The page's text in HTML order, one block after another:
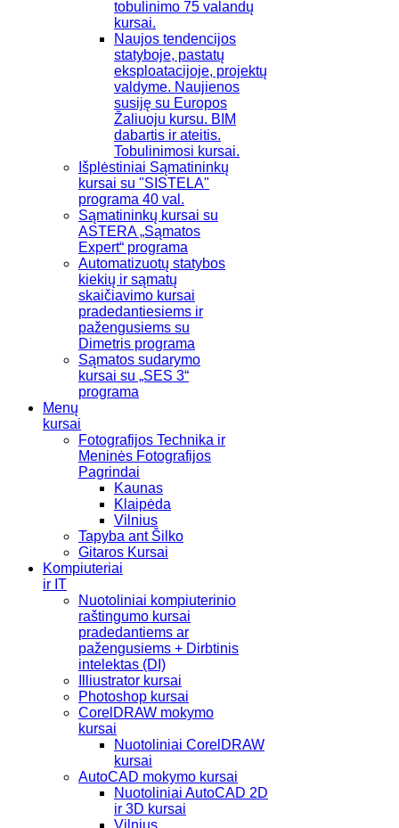
tobulinimo 75 valandų
kursai.
Naujos tendencijos
statyboje, pastatų
eksploatacijoje, projektų
valdyme. Naujienos
susiję su Europos
Žaliuoju kursu. BIM
dabartis ir ateitis.
Tobulinimosi kursai.
Išplėstiniai Sąmatininkų
kursai su "SISTELA"
programa 40 val.
Sąmatininkų kursai su
ASTERA „Sąmatos
Expert“ programa
Automatizuotų statybos
kiekių ir sąmatų
skaičiavimo kursai
pradedantiesiems ir
pažengusiems su
Dimetris programa
Sąmatos sudarymo
kursai su „SES 3“
programa
Menų
kursai
Fotografijos Technika ir
Meninės Fotografijos
Pagrindai
Kaunas
Klaipėda
Vilnius
Tapyba ant Šilko
Gitaros Kursai
Kompiuteriai
ir IT
Nuotoliniai kompiuterinio
raštingumo kursai
pradedantiems ar
pažengusiems + Dirbtinis
intelektas (DI)
Illiustrator kursai
Photoshop kursai
CorelDRAW mokymo
kursai
Nuotoliniai CorelDRAW
kursai
AutoCAD mokymo kursai
Nuotoliniai AutoCAD 2D
ir 3D kursai